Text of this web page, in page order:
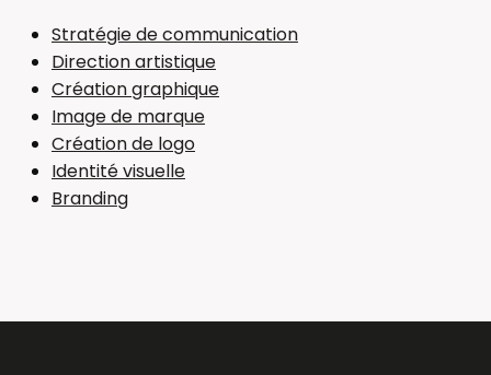
Stratégie de communication
Direction artistique
Création graphique
Image de marque
Création de logo
Identité visuelle
Branding